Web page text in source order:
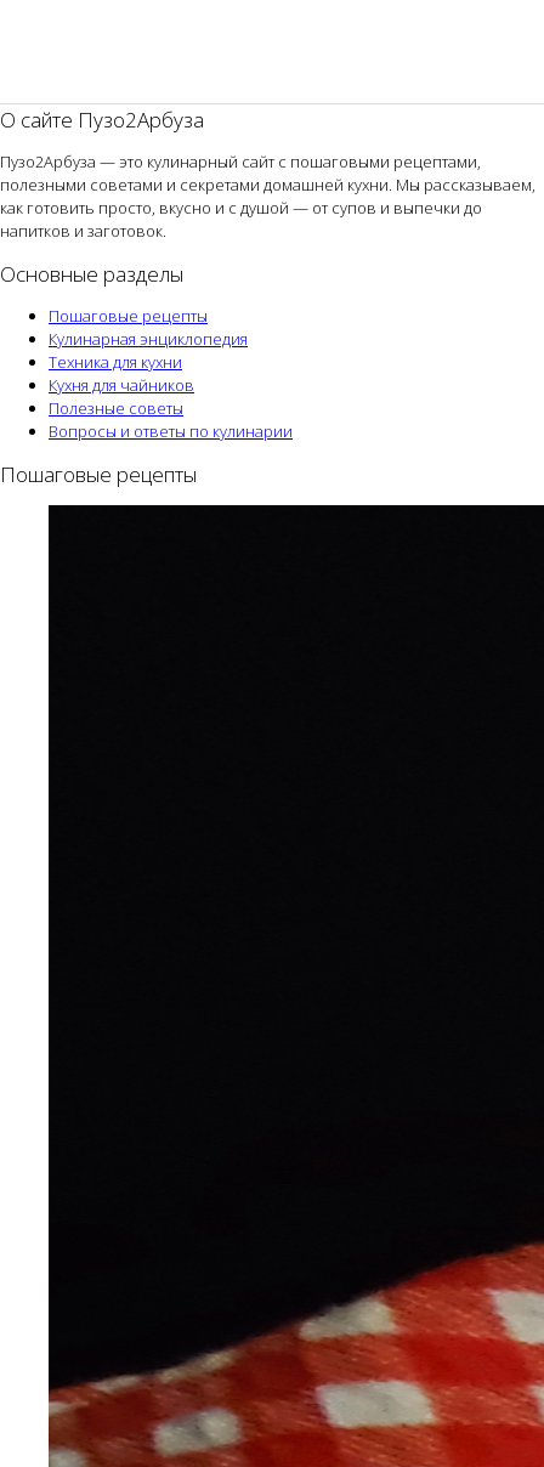
О сайте Пузо2Арбуза
Пузо2Арбуза — это кулинарный сайт с пошаговыми рецептами,
полезными советами и секретами домашней кухни. Мы рассказываем,
как готовить просто, вкусно и с душой — от супов и выпечки до
напитков и заготовок.
Основные разделы
Пошаговые рецепты
Кулинарная энциклопедия
Техника для кухни
Кухня для чайников
Полезные советы
Вопросы и ответы по кулинарии
Пошаговые рецепты